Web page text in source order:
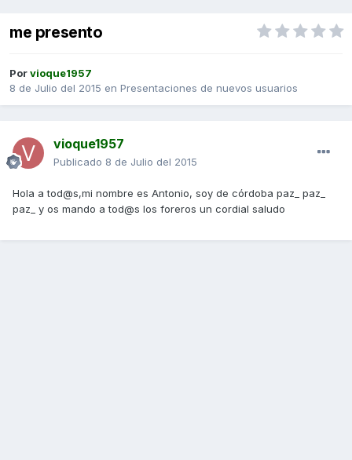
me presento
Porvioque1957
8 de Julio del 2015 en Presentaciones de nuevos usuarios
vioque1957
Publicado 8 de Julio del 2015
Hola a tod@s,mi nombre es Antonio, soy de córdoba paz_ paz_
paz_ y os mando a tod@s los foreros un cordial saludo